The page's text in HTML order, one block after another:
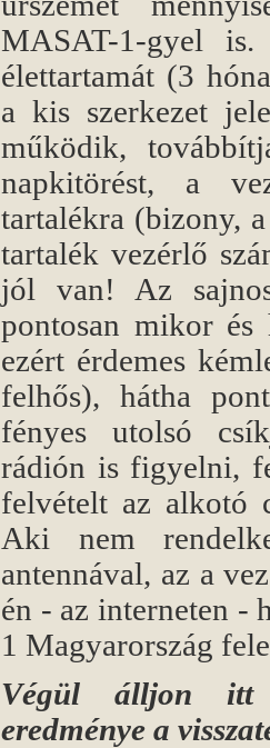
MASAT-1-gyel
élettartamát (3
a kis szerkezet
működik,
napkitörést, a
tartalékra (bizony,
tartalék vezérlő
jól van! Az
pontosan mikor
ezért érdemes
felhős), hátha
fényes utolsó
rádión is figyelni,
felvételt az alkotó
Aki nem
antennával, az a
én - az interneten -
1 Magyarország
Végül álljon itt
eredménye a